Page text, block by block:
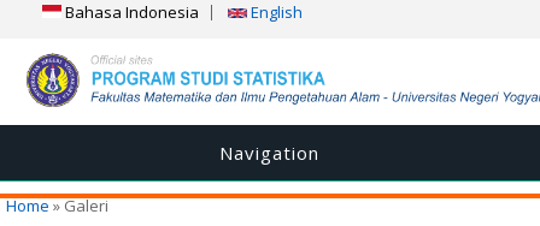
Bahasa Indonesia English
Navigation
You are here
Home » Galeri